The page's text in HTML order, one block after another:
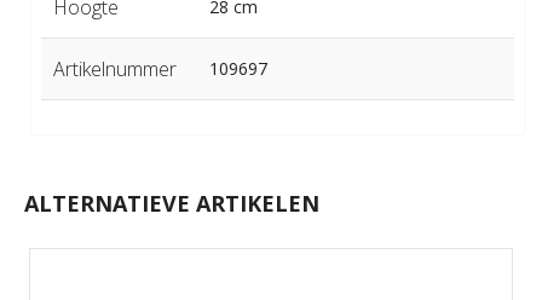
Hoogte 28 cm
Artikelnummer 109697
ALTERNATIEVE ARTIKELEN